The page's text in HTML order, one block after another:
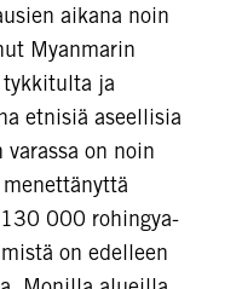
aikana noin
Myanmarin
tykkitulta ja
etnisiä aseellisia
on noin
000 rohingya-
on edelleen